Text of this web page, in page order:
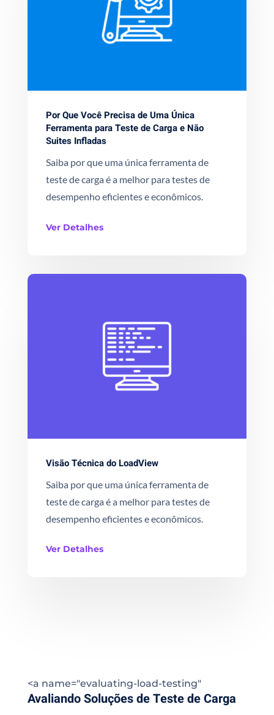
Por Que Você Precisa de Uma Única
Ferramenta para Teste de Carga e Não
Suites Infladas
Saiba por que uma única ferramenta de
teste de carga é a melhor para testes de
desempenho eficientes e econômicos.
Ver Detalhes
Visão Técnica do LoadView
Saiba por que uma única ferramenta de
teste de carga é a melhor para testes de
desempenho eficientes e econômicos.
Ver Detalhes
<a name="evaluating-load-testing"
Avaliando Soluções de Teste de Carga